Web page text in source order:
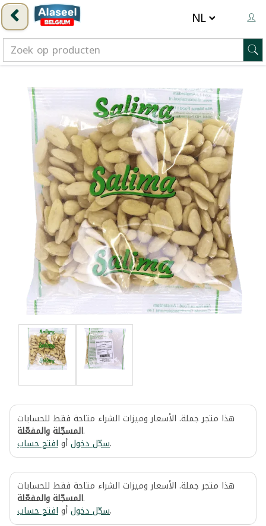
هذا متجر جملة. الأسعار وميزات الشراء متاحة فقط للحسابات
المسجّلة والمفعّلة.
سجّل دخولأوافتح حساب .
هذا متجر جملة. الأسعار وميزات الشراء متاحة فقط للحسابات
المسجّلة والمفعّلة.
سجّل دخولأوافتح حساب .